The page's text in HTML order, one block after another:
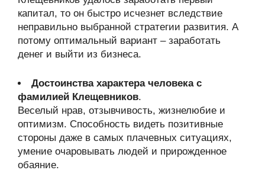
капитал, то он быстро исчезнет вследствие
неправильно выбранной стратегии развития. А
потому оптимальный вариант – заработать
денег и выйти из бизнеса.
Достоинства характера человека с
фамилией Клещевников.
Веселый нрав, отзывчивость, жизнелюбие и
оптимизм. Способность видеть позитивные
стороны даже в самых плачевных ситуациях,
умение очаровывать людей и прирожденное
обаяние.